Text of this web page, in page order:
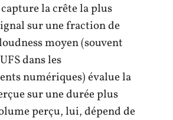
capture la crête la plus
sur une fraction de
moyen (souvent
dans les
numériques) évalue la
sur une durée plus
perçu, lui, dépend de